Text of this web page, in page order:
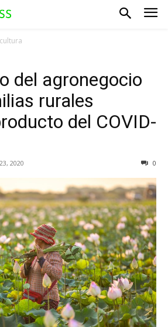
del agronegocio
rurales
del COVID-
2020 0